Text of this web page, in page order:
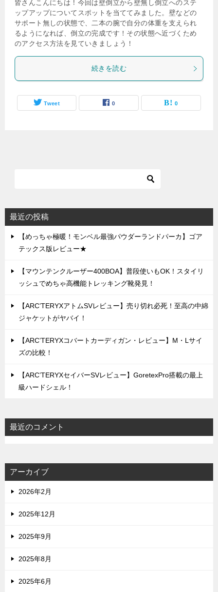
皆さんこんにちは！今回は壁倒立から壁無し倒立へのステ
ップアップについてスポットを当ててみました。壁などの
サポート無しの状態で、二本の腕で自分の体重を支えられ
るようになれば、倒立の完成です！その状態へ近づくため
のアクセス方法を見ていきましょう！
続きを読む
Tweet 0 0
最近の投稿
【めっちゃ極暖！モンベル最強パウダーランドパーカ】ゴア
テックス版レビュー★
【マウンテンクルーザー400BOA】普段使いもOK！スタイリ
ッシュでめちゃ高機能トレッキング靴発見！
【ARC’TERYXアトムSVレビュー】売り切れ必死！至高の中綿
ジャケットがヤバイ！
【ARC’TERYXコバートカーディガン・レビュー】M・Lサイ
ズの比較！
【ARC’TERYXセイバーSVレビュー】GoretexPro搭載の最上
級ハードシェル！
最近のコメント
アーカイブ
2026年2月
2025年12月
2025年9月
2025年8月
2025年6月